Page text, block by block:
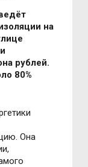
на
рублей.
80%
Она